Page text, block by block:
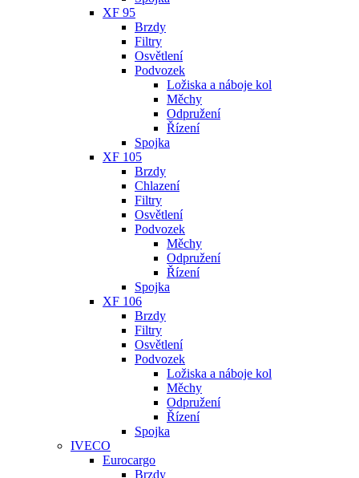
XF 95
Brzdy
Filtry
Osvětlení
Podvozek
Ložiska a náboje kol
Měchy
Odpružení
Řízení
Spojka
XF 105
Brzdy
Chlazení
Filtry
Osvětlení
Podvozek
Měchy
Odpružení
Řízení
Spojka
XF 106
Brzdy
Filtry
Osvětlení
Podvozek
Ložiska a náboje kol
Měchy
Odpružení
Řízení
Spojka
IVECO
Eurocargo
Brzdy